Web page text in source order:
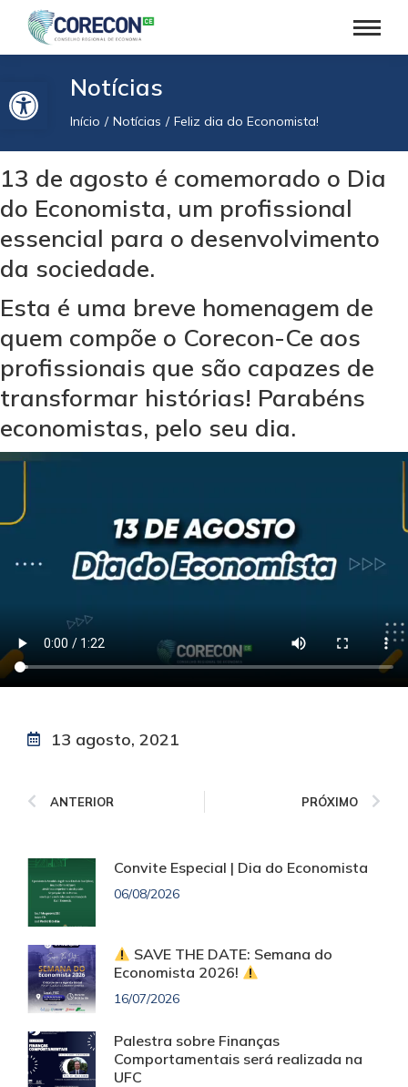
Barra de Ferramentas AbertaNotícias
Você está aqui:
Início Notícias Feliz dia do Economista!
13 de agosto é comemorado o Dia
do Economista, um profissional
essencial para o desenvolvimento
da sociedade.
Esta é uma breve homenagem de
quem compõe o Corecon-Ce aos
profissionais que são capazes de
transformar histórias! Parabéns
economistas, pelo seu dia.
13 agosto, 2021
ANTERIOR PRÓXIMO
Convite Especial | Dia do Economista
06/08/2026
SAVE THE DATE: Semana do
Economista 2026!
16/07/2026
Palestra sobre Finanças
Comportamentais será realizada na
UFC